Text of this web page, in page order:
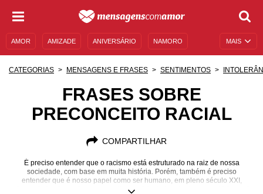
MAIS
AMOR AMIZADE ANIVERSÁRIO NAMORO
MENSAGENS E FRASES MENSAGENS DE ANIVERSÁRIO
CATEGORIAS MENSAGENS E FRASES SENTIMENTOS
FRASES SOBRE
PRECONCEITO RACIAL
COMPARTILHAR
É preciso entender que o racismo está estruturado na raiz de nossa
sociedade, com base em muita história. Porém, também é preciso
entender que é nosso papel como ser humano, em pleno século XXI,
descontrair o tamanho preconceito que foi criado a tantos anos. Veja aqui